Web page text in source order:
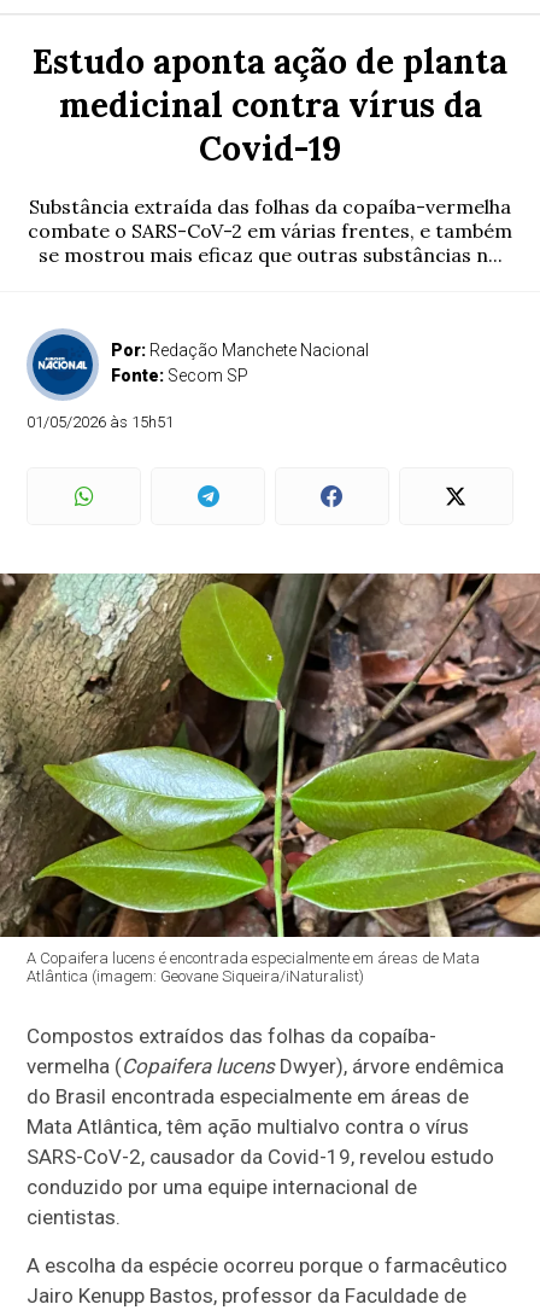
Estudo aponta ação de planta
medicinal contra vírus da
Covid-19
Substância extraída das folhas da copaíba-vermelha
combate o SARS-CoV-2 em várias frentes, e também
se mostrou mais eficaz que outras substâncias n...
Por: Redação Manchete Nacional
Fonte: Secom SP
01/05/2026 às 15h51
A Copaifera lucens é encontrada especialmente em áreas de Mata
Atlântica (imagem: Geovane Siqueira/iNaturalist)
Compostos extraídos das folhas da copaíba-
vermelha (Copaifera lucensDwyer), árvore endêmica
do Brasil encontrada especialmente em áreas de
Mata Atlântica, têm ação multialvo contra o vírus
SARS-CoV-2, causador da Covid-19, revelou estudo
conduzido por uma equipe internacional de
cientistas.
A escolha da espécie ocorreu porque o farmacêutico
Jairo Kenupp Bastos, professor da Faculdade de